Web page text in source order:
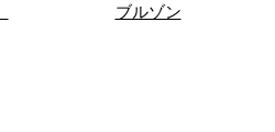
ブルゾン